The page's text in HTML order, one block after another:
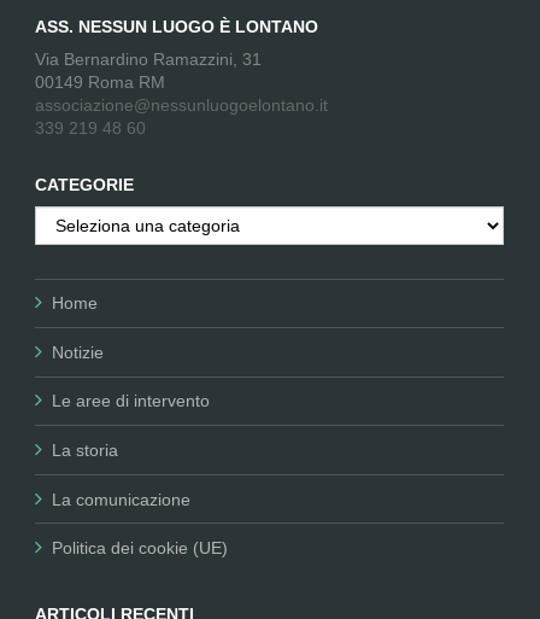
ASS. NESSUN LUOGO È LONTANO
Via Bernardino Ramazzini, 31
00149 Roma RM
associazione@nessunluogoelontano.it
339 219 48 60
CATEGORIE
Categorie
Home
Notizie
Le aree di intervento
La storia
La comunicazione
Politica dei cookie (UE)
ARTICOLI RECENTI